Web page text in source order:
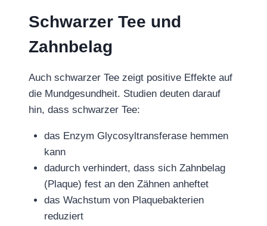
Schwarzer Tee und
Zahnbelag
Auch schwarzer Tee zeigt positive Effekte auf
die Mundgesundheit. Studien deuten darauf
hin, dass schwarzer Tee:
das Enzym Glycosyltransferase hemmen
kann
dadurch verhindert, dass sich Zahnbelag
(Plaque) fest an den Zähnen anheftet
das Wachstum von Plaquebakterien
reduziert